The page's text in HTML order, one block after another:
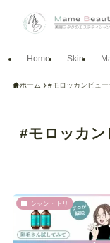
Home Skin
ホーム #モロッカンビュー
#モロッカン
シャン・トリ